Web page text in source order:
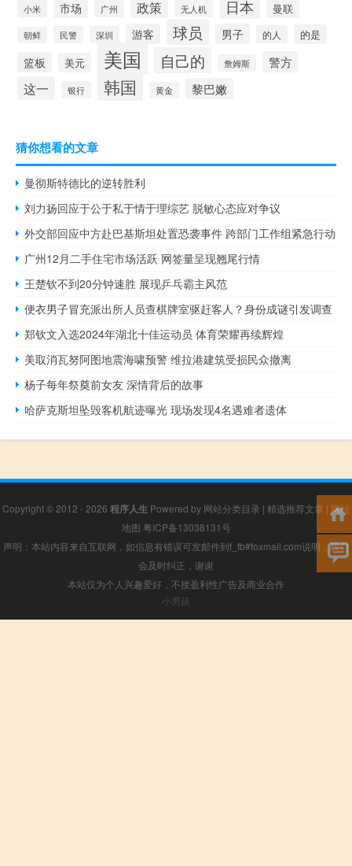
小米 市场 广州 政策 无人机 日本 曼联
朝鲜 民警 深圳 游客 球员 男子 的人 的是
篮板 美元 美国 自己的 詹姆斯 警方
这一 银行 韩国 黄金 黎巴嫩
猜你想看的文章
曼彻斯特德比的逆转胜利
刘力扬回应于公于私于情于理综艺 脱敏心态应对争议
外交部回应中方赴巴基斯坦处置恐袭事件 跨部门工作组紧急行动
广州12月二手住宅市场活跃 网签量呈现翘尾行情
王楚钦不到20分钟速胜 展现乒乓霸主风范
便衣男子冒充派出所人员查棋牌室驱赶客人？身份成谜引发调查
郑钦文入选2024年湖北十佳运动员 体育荣耀再续辉煌
美取消瓦努阿图地震海啸预警 维拉港建筑受损民众撤离
杨子每年祭奠前女友 深情背后的故事
哈萨克斯坦坠毁客机航迹曝光 现场发现4名遇难者遗体
Copyright © 2012 - 2026 程序人生 Powered by 网站分类目录 | 精选推荐文章 | 网站
地图 粤ICP备13038131号
声明：本站内容来自互联网，如信息有错误可发邮件到f_fb#foxmail.com说明，我们
会及时纠正，谢谢
本站仅为个人兴趣爱好，不接盈利性广告及商业合作
小男孩